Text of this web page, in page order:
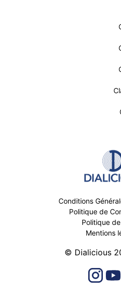
Conditions
Politique de
Politique
Mentions
© Dialicious